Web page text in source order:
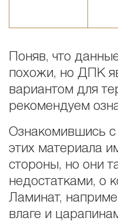
Поняв, что
похожи, но ДПК
вариантом для
рекомендуем
Ознакомившись
этих материала
стороны, но они
недостатками, о
Ламинат,
влаге и